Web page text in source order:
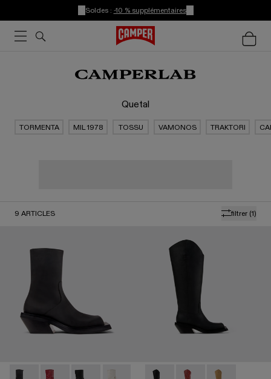
Soldes : -10 % supplémentaires
Quetal
TORMENTA MIL 1978 TOSSU VAMONOS TRAKTORI
filtrer (1)
9 ARTICLES